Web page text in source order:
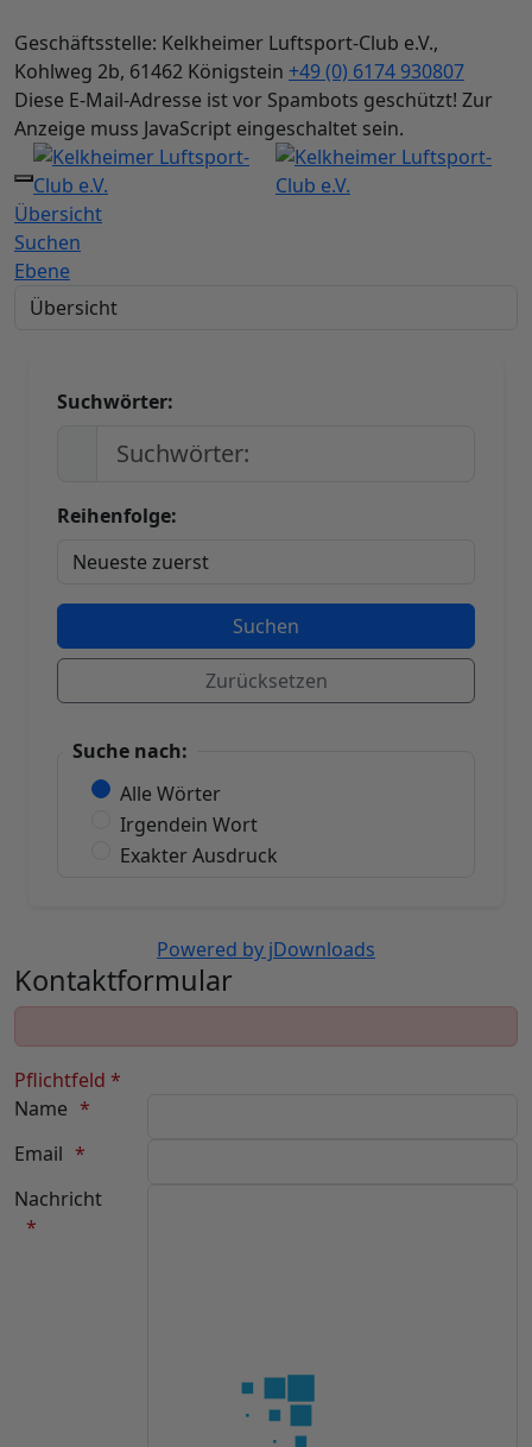
Geschäftsstelle: Kelkheimer Luftsport-Club e.V.,
Kohlweg 2b, 61462 Königstein +49 (0) 6174 930807
Diese E-Mail-Adresse ist vor Spambots geschützt! Zur
Anzeige muss JavaScript eingeschaltet sein.
Mobile Menu Toggle
Übersicht
Suchen
Ebene
Suchwörter:
Reihenfolge:
Suchen
Zurücksetzen
Suche nach:
Alle Wörter
Irgendein Wort
Exakter Ausdruck
Powered by jDownloads
Kontaktformular
Pflichtfeld *
Name
Email
Nachricht